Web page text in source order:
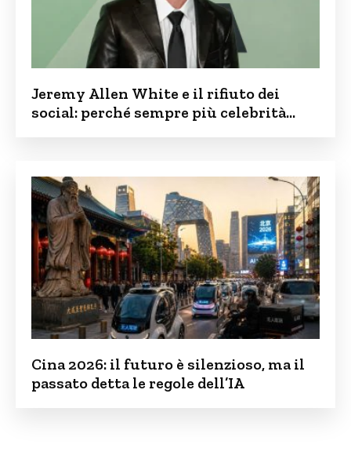
Jeremy Allen White e il rifiuto dei
social: perché sempre più celebrità
Cina 2026: il futuro è silenzioso, ma il
passato detta le regole dell’IA